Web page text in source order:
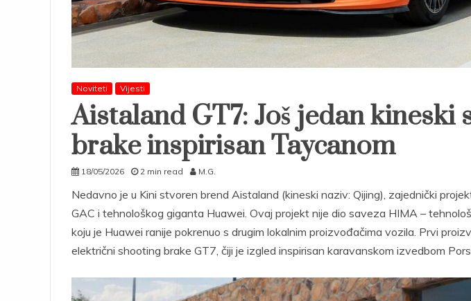
Noviteti Vijesti
Aistaland GT7: Još jedan kineski
brake inspirisan Taycanom
18/05/2026 2 min read M.G.
Nedavno je u Kini stvoren brend Aistaland (kineski naziv: Qijing), zajednički
GAC i tehnološkog giganta Huawei. Ovaj projekt nije dio saveza HIMA –
koju je Huawei ranije pokrenuo s drugim lokalnim proizvođačima vozila. Prvi
električni shooting brake GT7, čiji je izgled inspirisan karavanskom izvedbom